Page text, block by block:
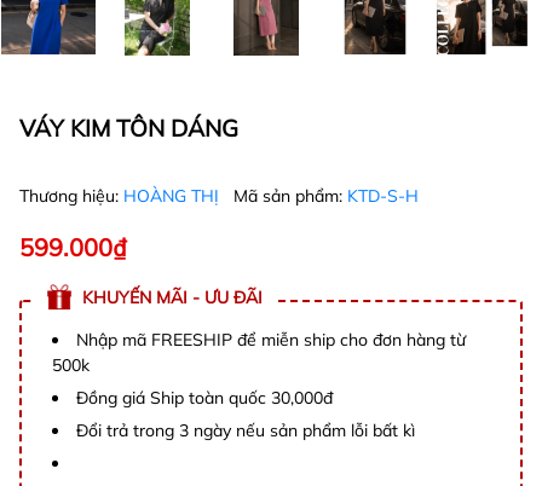
VÁY KIM TÔN DÁNG
Thương hiệu: HOÀNG THỊ Mã sản phẩm: KTD-S-H
599.000₫
KHUYẾN MÃI - ƯU ĐÃI
Nhập mã FREESHIP để miễn ship cho đơn hàng từ
500k
Đồng giá Ship toàn quốc 30,000đ
Đổi trả trong 3 ngày nếu sản phẩm lỗi bất kì